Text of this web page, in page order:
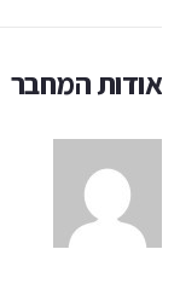
אודות המחבר